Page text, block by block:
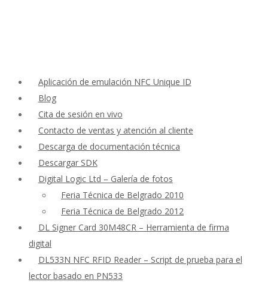
Aplicación de emulación NFC Unique ID
Blog
Cita de sesión en vivo
Contacto de ventas y atención al cliente
Descarga de documentación técnica
Descargar SDK
Digital Logic Ltd – Galería de fotos
Feria Técnica de Belgrado 2010
Feria Técnica de Belgrado 2012
DL Signer Card 30M48CR – Herramienta de firma
digital
DL533N NFC RFID Reader – Script de prueba para el
lector basado en PN533